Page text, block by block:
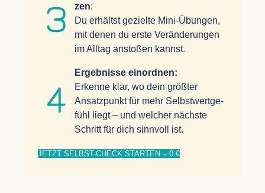
zen:
Du erhältst gezielte Mini-Übun­gen,
mit denen du erste Ver­än­de­run­gen
im All­tag ansto­ßen kannst.
Ergeb­nisse ein­ord­nen:
Erkenne klar, wo dein größ­ter
Ansatz­punkt für mehr Selbst­wert­ge­
fühl liegt – und wel­cher nächste
Schritt für dich sinn­voll ist.
JETZT SELBST-CHECK STAR­TEN – 0 €